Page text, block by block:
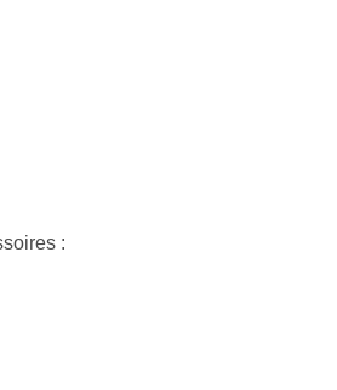
: